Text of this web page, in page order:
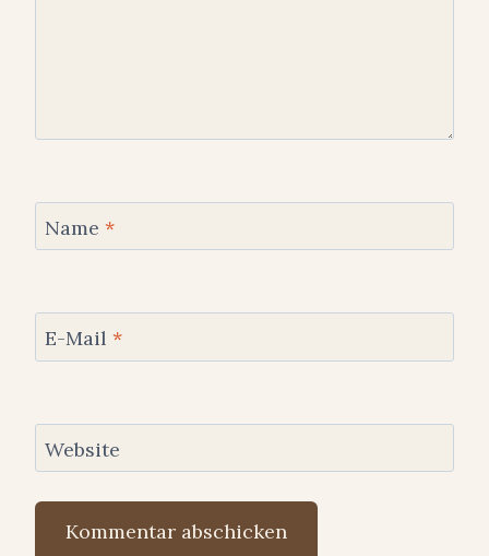
Name *
E-Mail *
Website